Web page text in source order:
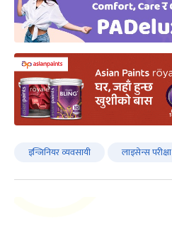
इन्जिनियर व्यवसायी लाइसेन्स परीक्षा